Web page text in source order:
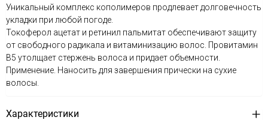
Уникальный комплекс кополимеров продлевает долговечность
укладки при любой погоде.
Токоферол ацетат и ретинил пальмитат обеспечивают защиту
от свободного радикала и витаминизацию волос. Провитамин
B5 утолщает стержень волоса и придает объемности.
Применение. Наносить для завершения прически на сухие
волосы.
Характеристики